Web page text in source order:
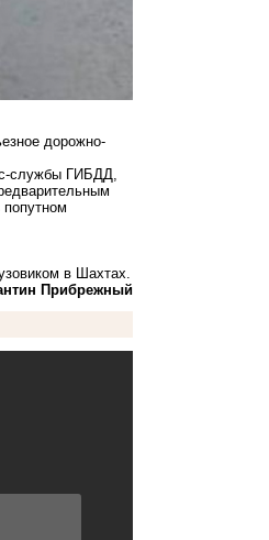
дорожно-
службы ГИБДД,
в Шахтах.
Прибрежный